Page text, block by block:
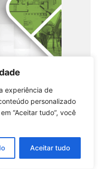
experiência de
personalizado
“Aceitar tudo”, você
Aceitar tudo
Alegre dos Parecis